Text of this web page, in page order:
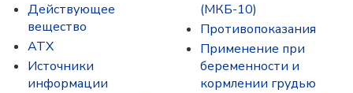
Действующее
вещество
ATX
Источники
информации
(МКБ-10)
Противопоказания
Применение при
беременности и
кормлении грудью